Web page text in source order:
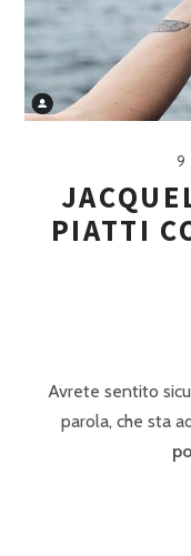
9
PIATTI
Avrete sentito
parola, che sta